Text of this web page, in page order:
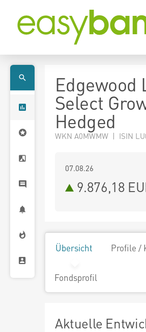
Edgewood
Select
Hedged
WKN A0MWMW | ISIN
07.08.26
9.876,18
Übersicht Profile /
Fondsprofil
Aktuelle